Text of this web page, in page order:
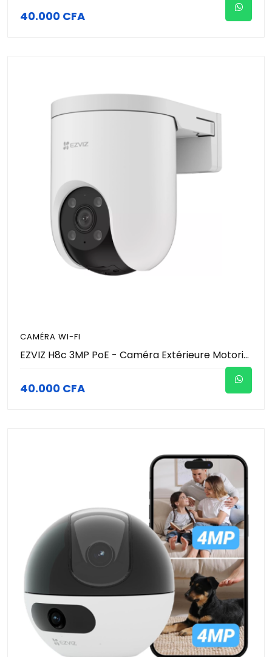
40.000 CFA
CAMÉRA WI-FI
EZVIZ H8c 3MP PoE - Caméra Extérieure Motorisée 360° Filaire RJ45 - 2K - Vision Nocturne Couleur 30m - IA Humain & Suivi Auto - Sirène & Flash Dissuasion - MicroSD 512Go - IP Pro
40.000 CFA